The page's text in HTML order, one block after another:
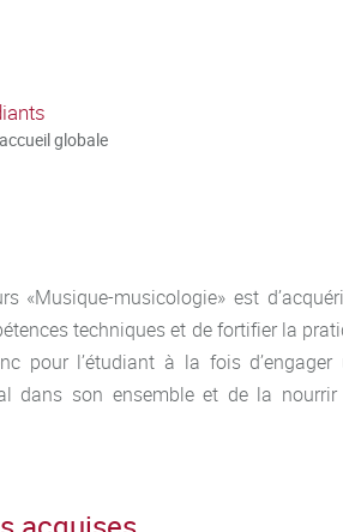
globale
«Musique-musicologie» est
techniques et de fortifier la
pour l’étudiant à la fois
dans son ensemble et de la